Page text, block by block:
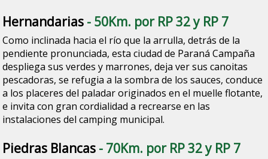
Hernandarias - 50Km. por RP 32 y RP 7
Como inclinada hacia el río que la arrulla, detrás de la
pendiente pronunciada, esta ciudad de Paraná Campaña
despliega sus verdes y marrones, deja ver sus canoitas
pescadoras, se refugia a la sombra de los sauces, conduce
a los placeres del paladar originados en el muelle flotante,
e invita con gran cordialidad a recrearse en las
instalaciones del camping municipal.
Piedras Blancas - 70Km. por RP 32 y RP 7